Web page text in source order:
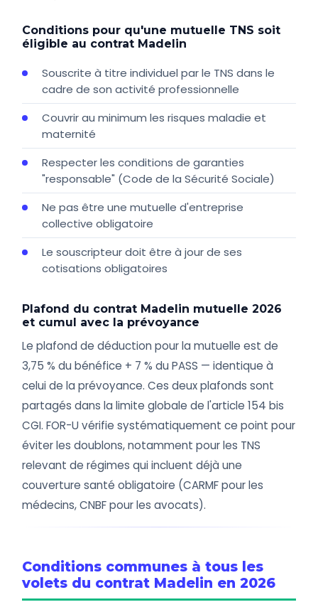
Conditions pour qu'une mutuelle TNS soit
éligible au contrat Madelin
Souscrite à titre individuel par le TNS dans le
cadre de son activité professionnelle
Couvrir au minimum les risques maladie et
maternité
Respecter les conditions de garanties
"responsable" (Code de la Sécurité Sociale)
Ne pas être une mutuelle d'entreprise
collective obligatoire
Le souscripteur doit être à jour de ses
cotisations obligatoires
Plafond du contrat Madelin mutuelle 2026
et cumul avec la prévoyance
Le plafond de déduction pour la mutuelle est de
3,75 % du bénéfice + 7 % du PASS — identique à
celui de la prévoyance. Ces deux plafonds sont
partagés dans la limite globale de l'article 154 bis
CGI. FOR-U vérifie systématiquement ce point pour
éviter les doublons, notamment pour les TNS
relevant de régimes qui incluent déjà une
couverture santé obligatoire (CARMF pour les
médecins, CNBF pour les avocats).
Conditions communes à tous les
volets du contrat Madelin en 2026